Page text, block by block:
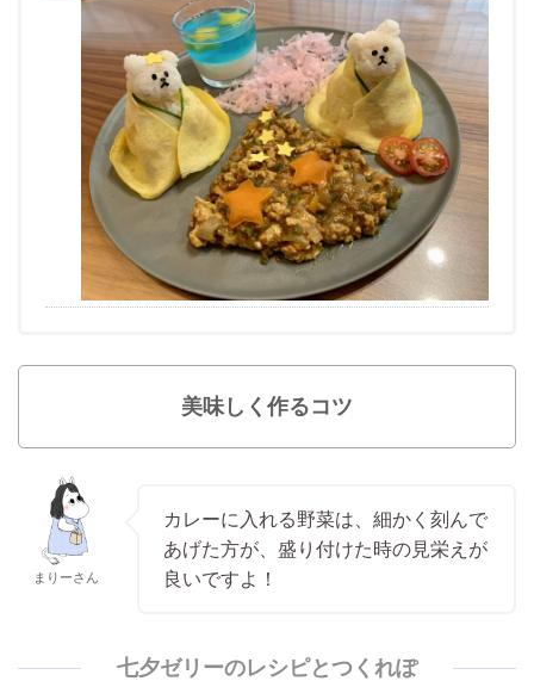
美味しく作るコツ
まりーさん
カレーに入れる野菜は、細かく刻んで
あげた方が、盛り付けた時の見栄えが
良いですよ！
七夕ゼリーのレシピとつくれぽ